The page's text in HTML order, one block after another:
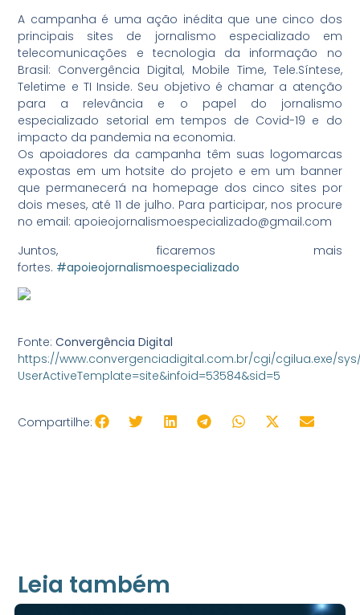
A campanha é uma ação inédita que une cinco dos
principais sites de jornalismo especializado em
telecomunicações e tecnologia da informação no
Brasil: Convergência Digital, Mobile Time, Tele.Síntese,
Teletime e TI Inside. Seu objetivo é chamar a atenção
para a relevância e o papel do jornalismo
especializado setorial em tempos de Covid-19 e do
impacto da pandemia na economia.
Os apoiadores da campanha têm suas logomarcas
expostas em um hotsite do projeto e em um banner
que permanecerá na homepage dos cinco sites por
dois meses, até 11 de julho. Para participar, nos procure
no email: apoieojornalismoespecializado@gmail.com
Juntos, ficaremos mais
fortes. #apoieojornalismoespecializado
Fonte:Convergência Digital
https://www.convergenciadigital.com.br/cgi/cgilua.exe/
UserActiveTemplate=site&infoid=53584&sid=5
Compartilhe:
Leia também